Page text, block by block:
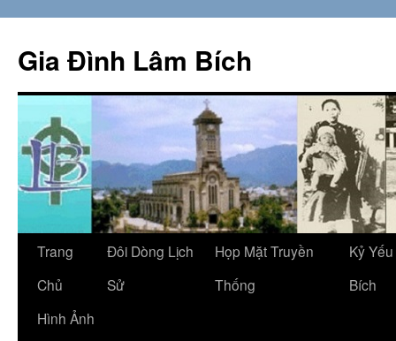
content
Gia Đình Lâm Bích
Trang
Chủ
Đôi Dòng Lịch
Sử
Họp Mặt Truyền
Thống
Kỷ
Bích
Hình Ảnh